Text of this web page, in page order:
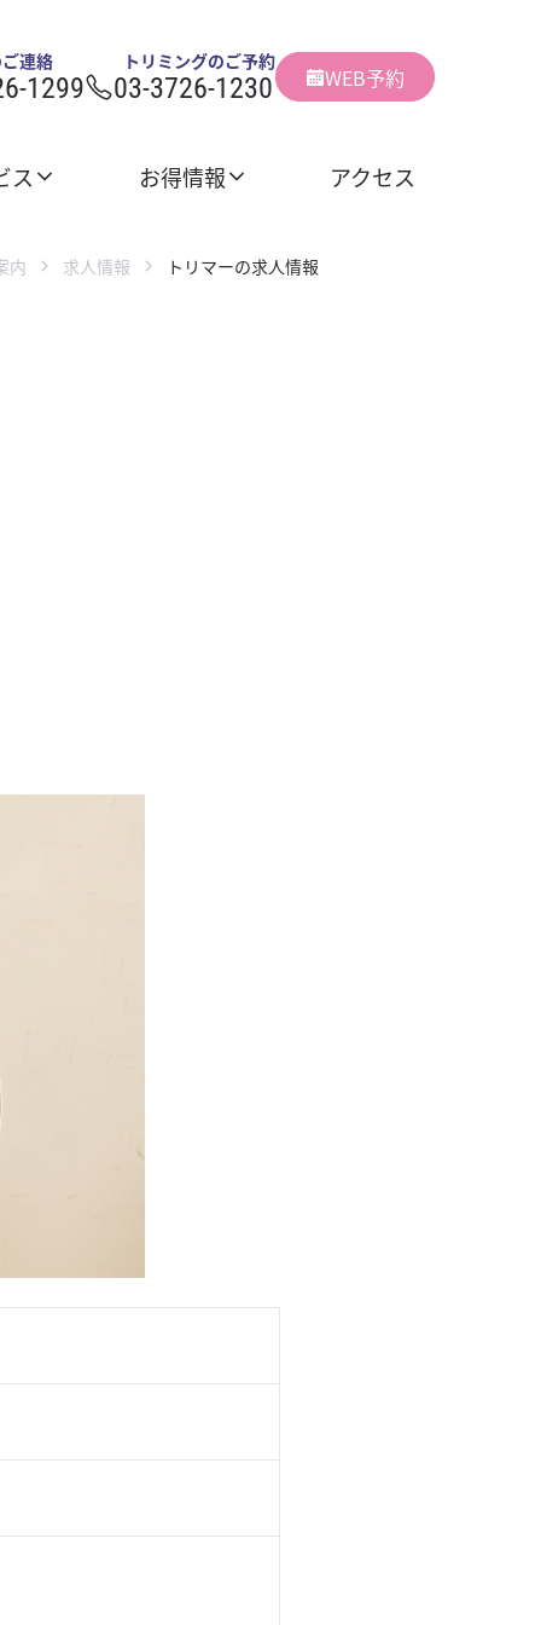
ス お得情報 アクセス
連絡
1299
トリミングのご予約
03-3726-1230 WEB予約
内 求人情報 トリマーの求人情報